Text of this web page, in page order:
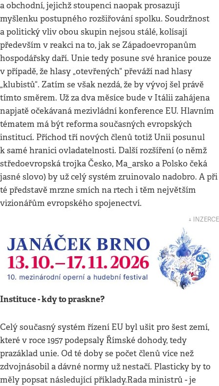
a obchodní, jejichž stoupenci naopak prosazují
myšlenku postupného rozšiřování spolku. Soudržnost
a politický vliv obou skupin nejsou stálé, kolísají
především v reakci na to, jak se Západoevropanům
hospodářsky daří. Unie tedy posune své hranice pouze
v případě, že hlasy „otevřených“ převáží nad hlasy
„klubistů“. Zatím se však nezdá, že by vývoj šel právě
tímto směrem. Už za dva měsíce bude v Itálii zahájena
napjatě očekávaná mezivládní konference EU. Hlavním
tématem má být reforma současných evropských
institucí. Příchod tří nových členů totiž Unii posunul
k samé hranici ovladatelnosti. Další rozšíření (o němž
středoevropská trojka Česko, Ma_arsko a Polsko čeká
jasné slovo) by už celý systém zruinovalo nadobro. A při
té představě mrzne smích na rtech i těm největším
vizionářům evropského spojenectví.
↓ INZERCE
Instituce - kdy to praskne?
Celý současný systém řízení EU byl ušit pro šest zemí,
které v roce 1957 podepsaly Římské dohody, tedy
prazáklad unie. Od té doby se počet členů více než
zdvojnásobil a dávné normy už nestačí. Plasticky by to
měly popsat následující příklady.Rada ministrů - je